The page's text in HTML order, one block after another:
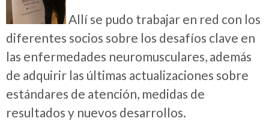
Allí se pudo trabajar en red con los
diferentes socios sobre los desafíos clave en
las enfermedades neuromusculares, además
de adquirir las últimas actualizaciones sobre
estándares de atención, medidas de
resultados y nuevos desarrollos.